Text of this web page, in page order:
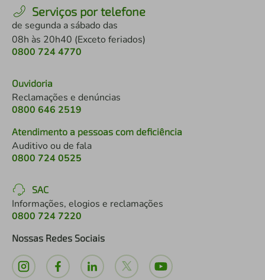
Serviços por telefone
de segunda a sábado das
08h às 20h40 (Exceto feriados)
0800 724 4770
Ouvidoria
Reclamações e denúncias
0800 646 2519
Atendimento a pessoas com deficiência
Auditivo ou de fala
0800 724 0525
SAC
Informações, elogios e reclamações
0800 724 7220
Nossas Redes Sociais